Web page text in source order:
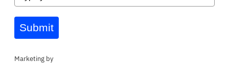
Submit
Marketing by